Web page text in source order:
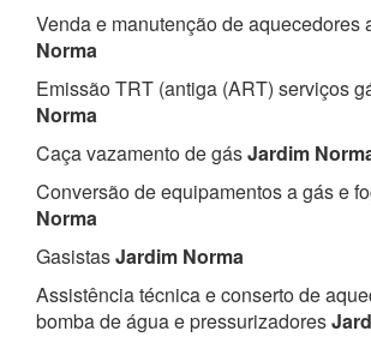
Venda e manutenção de aquecedores
Norma
Emissão TRT (antiga (ART) serviços
Norma
Caça vazamento de gásJardim
Conversão de equipamentos a gás e
Norma
GasistasJardim Norma
Assistência técnica e conserto de
bomba de água e pressurizadores